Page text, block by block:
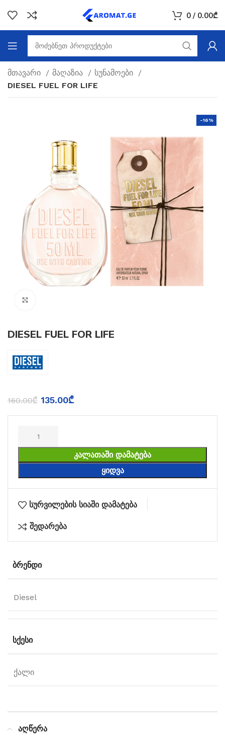
0 / 0.00₾
მთავარი მაღაზია
სუნამოები
DIESEL FUEL FOR LIFE
-16%
DIESEL FUEL FOR LIFE
160.00₾ 135.00₾
ᲙᲐᲚᲐᲗᲐᲨᲘ ᲓᲐᲛᲐᲢᲔᲑᲐ
ᲧᲘᲓᲕᲐ
სურვილების სიაში დამატება
შედარება
ᲑᲠᲔᲜᲓᲘ
Diesel
ᲡᲥᲔᲡᲘ
ქალი
აღწერა